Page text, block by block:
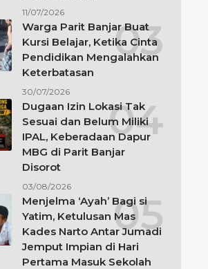
11/07/2026
Warga Parit Banjar Buat
Kursi Belajar, Ketika Cinta
Pendidikan Mengalahkan
Keterbatasan
30/07/2026
Dugaan Izin Lokasi Tak
Sesuai dan Belum Miliki
IPAL, Keberadaan Dapur
MBG di Parit Banjar
Disorot
03/08/2026
Menjelma ‘Ayah’ Bagi si
Yatim, Ketulusan Mas
Kades Narto Antar Jumadi
Jemput Impian di Hari
Pertama Masuk Sekolah